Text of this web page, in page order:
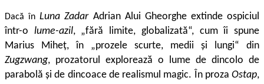
Dacă înLuna ZadarAdrian Alui Gheorghe extinde ospiciul
într-o lume-azil, „fără limite, globalizată“, cum îi spune
Marius Miheț, în „prozele scurte, medii și lungi“ din
Zugzwang, prozatorul explorează o lume de dincolo de
parabolă și de dincoace de realismul magic. În proza Ostap,